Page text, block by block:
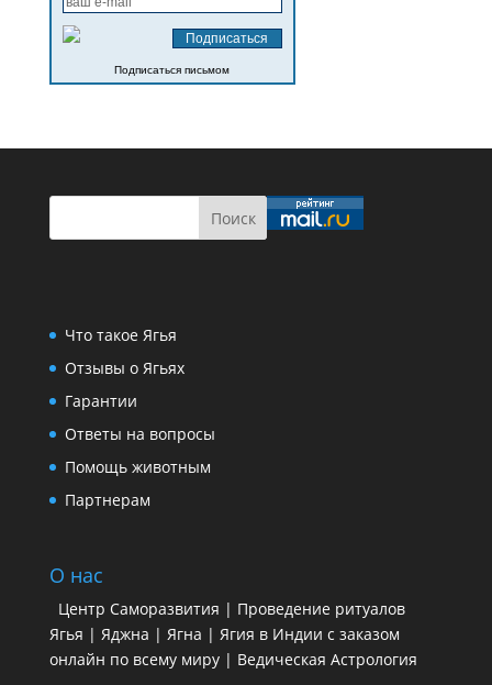
Подписаться письмом
Что такое Ягья
Отзывы о Ягьях
Гарантии
Ответы на вопросы
Помощь животным
Партнерам
О нас
Центр Саморазвития | Проведение ритуалов
Ягья | Яджна | Ягна | Ягия в Индии с заказом
онлайн по всему миру | Ведическая Астрология